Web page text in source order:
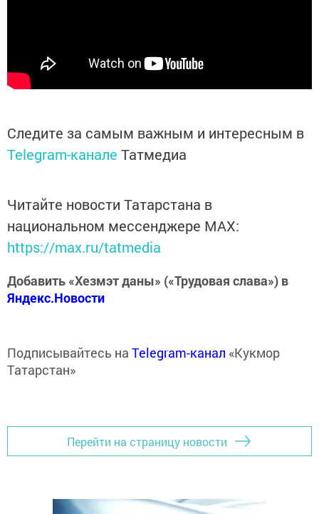
Следите за самым важным и интересным в
Telegram-канале Татмедиа
Читайте новости Татарстана в
национальном мессенджере MАХ:
https://max.ru/tatmedia
Добавить «Хезмэт даны» («Трудовая слава») в
Яндекс.Новости
Подписывайтесь на Telegram-канал «Кукмор
Татарстан»
Перейти на страницу новости